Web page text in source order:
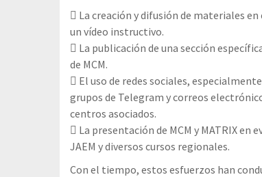
 La creación y difusión de materiales
un vídeo instructivo.
 La publicación de una sección
de MCM.
 El uso de redes sociales,
grupos de Telegram y correos
centros asociados.
 La presentación de MCM y MATRIX
JAEM y diversos cursos regionales.
Con el tiempo, estos esfuerzos han